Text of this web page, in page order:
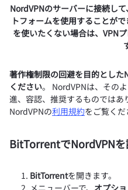
NordVPNのサーバーに接続し
トフォームを使用することがで
を使いたくない場合は、VPN
著作権制限の回避を目的とし
ください。 NordVPNは、その
進、容認、推奨するものではあ
NordVPNの利用規約をご覧くだ
BitTorrentでNordVPN
BitTorrentを開きます。
メニューバーで、 オプシ